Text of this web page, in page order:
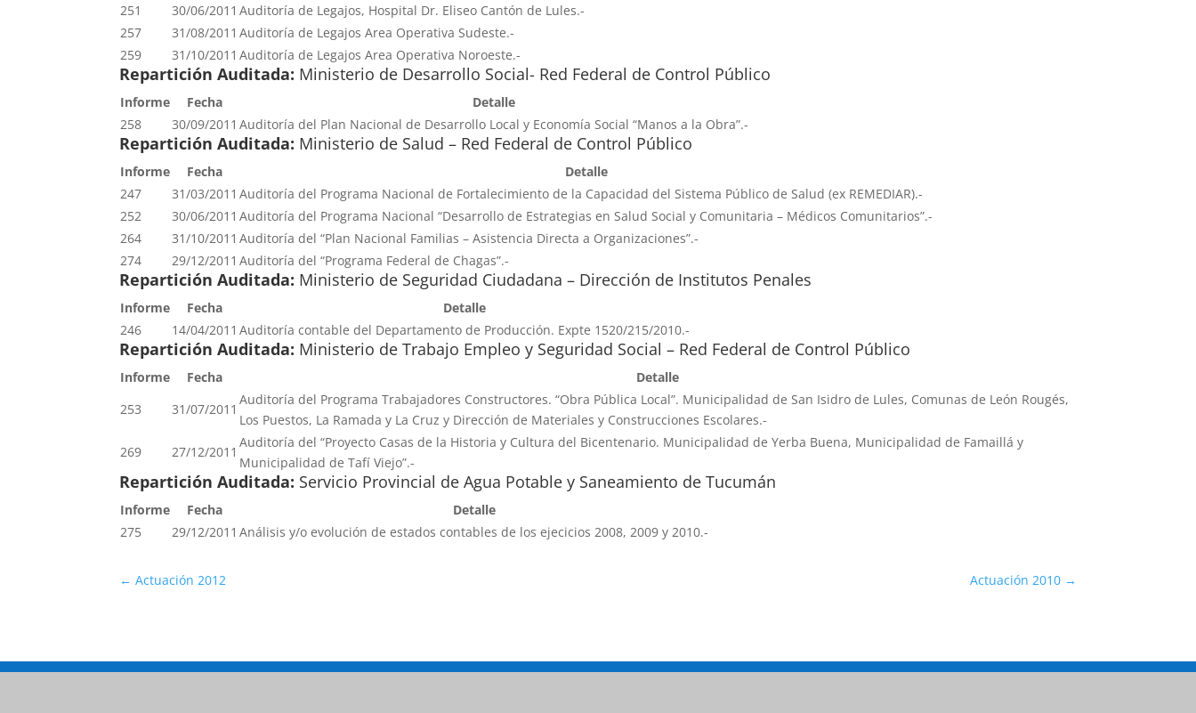
251
30/06/2011 Auditoría de Legajos, Hospital Dr. Eliseo Cantón de Lules.-
257
31/08/2011 Auditoría de Legajos Area Operativa Sudeste.-
259
31/10/2011 Auditoría de Legajos Area Operativa Noroeste.-
Repartición Auditada: Ministerio de Desarrollo Social- Red Federal de Control Público
Informe Fecha
Detalle
258
30/09/2011 Auditoría del Plan Nacional de Desarrollo Local y Economía Social “Manos a la Obra”.-
Repartición Auditada: Ministerio de Salud – Red Federal de Control Público
Informe Fecha
Detalle
247
31/03/2011 Auditoría del Programa Nacional de Fortalecimiento de la Capacidad del Sistema Público de Salud (ex REMEDIAR).-
252
30/06/2011 Auditoría del Programa Nacional “Desarrollo de Estrategias en Salud Social y Comunitaria – Médicos Comunitarios”.-
264
31/10/2011 Auditoría del “Plan Nacional Familias – Asistencia Directa a Organizaciones”.-
274
29/12/2011 Auditoría del “Programa Federal de Chagas”.-
Repartición Auditada: Ministerio de Seguridad Ciudadana – Dirección de Institutos Penales
Informe Fecha
Detalle
246
14/04/2011 Auditoría contable del Departamento de Producción. Expte 1520/215/2010.-
Repartición Auditada: Ministerio de Trabajo Empleo y Seguridad Social – Red Federal de Control Público
Informe Fecha
Detalle
253
31/07/2011
Auditoría del Programa Trabajadores Constructores. “Obra Pública Local”. Municipalidad de San Isidro de Lules, Comunas de León Rougés,
Los Puestos, La Ramada y La Cruz y Dirección de Materiales y Construcciones Escolares.-
269
27/12/2011
Auditoría del “Proyecto Casas de la Historia y Cultura del Bicentenario. Municipalidad de Yerba Buena, Municipalidad de Famaillá y
Municipalidad de Tafí Viejo”.-
Repartición Auditada: Servicio Provincial de Agua Potable y Saneamiento de Tucumán
Informe Fecha
Detalle
275
29/12/2011 Análisis y/o evolución de estados contables de los ejecicios 2008, 2009 y 2010.-
←Actuación 2012 Actuación 2010→